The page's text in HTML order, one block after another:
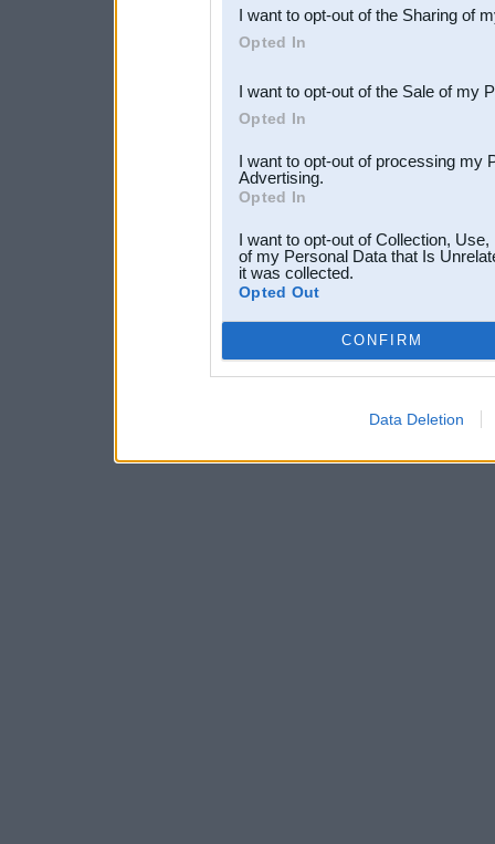
Downstream Participants
third parties.
I want to opt-out of the Sharing of
Opted In
I want to opt-out of the Sale of my
Opted In
I want to opt-out of processing my
Advertising.
Opted In
I want to opt-out of Collection,
of my Personal Data that Is
it was collected.
Opted Out
CONFIRM
Data Deletion